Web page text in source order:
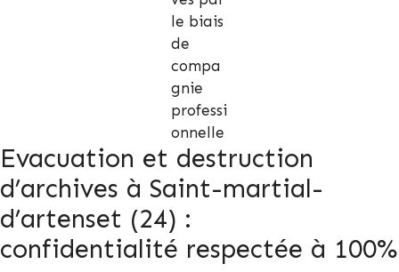
Evacuation et destruction
d’archives à Saint-martial-
d’artenset (24) :
confidentialité respectée à 100%